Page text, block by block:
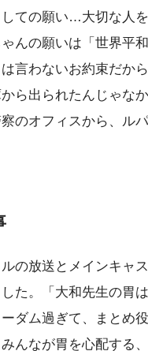
ての願い…大切な人
んの願いは「世界平
言わないお約束だか
ら出られたんじゃな
のオフィスから、ル
の放送とメインキャ
た。「大和先生の胃
ダム過ぎて、まとめ
んなが胃を心配する